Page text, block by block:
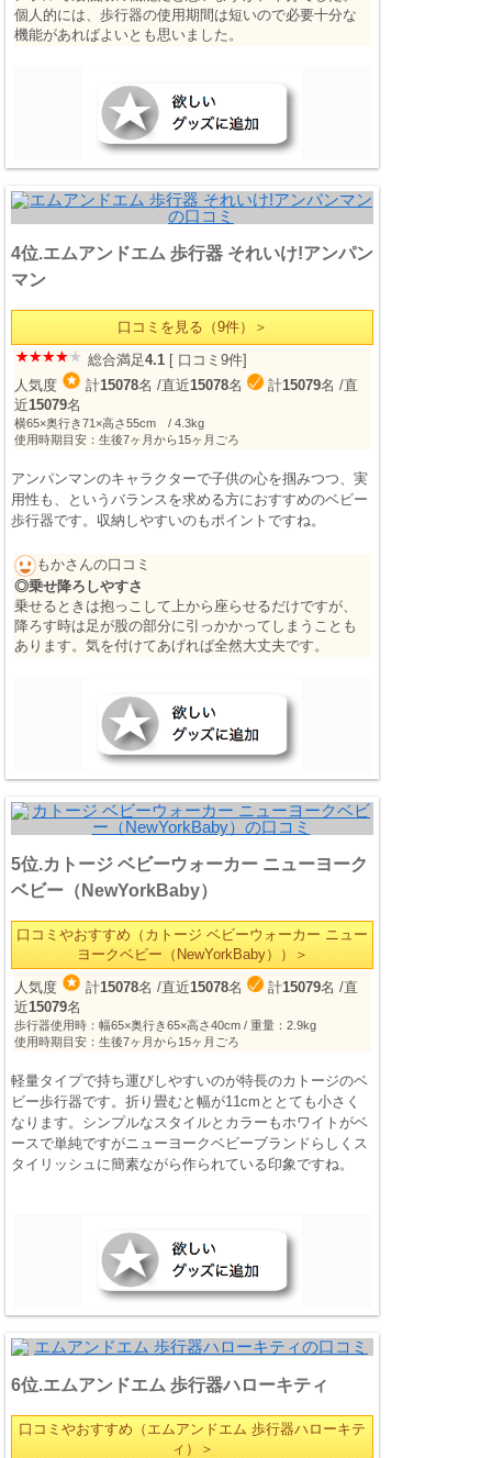
個人的には、歩行器の使用期間は短いので必要十分な
機能があればよいとも思いました。
4位.エムアンドエム 歩行器 それいけ!アンパン
マン
口コミを見る（9件）＞
総合満足4.1 [ 口コミ9件]
人気度
計15078名 /直近15078名 計15079名 /直
近15079名
横65×奥行き71×高さ55cm / 4.3kg
使用時期目安：生後7ヶ月から15ヶ月ごろ
アンパンマンのキャラクターで子供の心を掴みつつ、実
用性も、というバランスを求める方におすすめのベビー
歩行器です。収納しやすいのもポイントですね。
もかさんの口コミ
◎乗せ降ろしやすさ
乗せるときは抱っこして上から座らせるだけですが、
降ろす時は足が股の部分に引っかかってしまうことも
あります。気を付けてあげれば全然大丈夫です。
5位.カトージ ベビーウォーカー ニューヨーク
ベビー（NewYorkBaby）
口コミやおすすめ（カトージ ベビーウォーカー ニュー
ヨークベビー（NewYorkBaby））＞
人気度
計15078名 /直近15078名 計15079名 /直
近15079名
歩行器使用時：幅65×奥行き65×高さ40cm / 重量：2.9kg
使用時期目安：生後7ヶ月から15ヶ月ごろ
軽量タイプで持ち運びしやすいのが特長のカトージのベ
ビー歩行器です。折り畳むと幅が11cmととても小さく
なります。シンプルなスタイルとカラーもホワイトがベ
ースで単純ですがニューヨークベビーブランドらしくス
タイリッシュに簡素ながら作られている印象ですね。
6位.エムアンドエム 歩行器ハローキティ
口コミやおすすめ（エムアンドエム 歩行器ハローキテ
ィ）＞